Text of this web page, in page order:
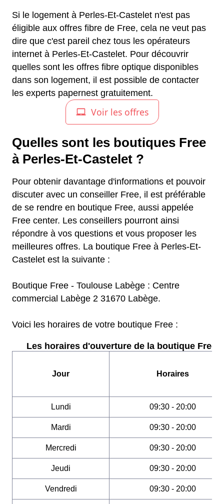
Si le logement à Perles-Et-Castelet n'est pas
éligible aux offres fibre de Free, cela ne veut pas
dire que c'est pareil chez tous les opérateurs
internet à Perles-Et-Castelet. Pour découvrir
quelles sont les offres fibre optique disponibles
dans son logement, il est possible de contacter
les experts papernest gratuitement.
Quelles sont les boutiques Free
à Perles-Et-Castelet ?
Pour obtenir davantage d'informations et pouvoir
discuter avec un conseiller Free, il est préférable
de se rendre en boutique Free, aussi appelée
Free center. Les conseillers pourront ainsi
répondre à vos questions et vous proposer les
meilleures offres. La boutique Free à Perles-Et-
Castelet est la suivante :
Boutique Free - Toulouse Labège : Centre
commercial Labège 2 31670 Labège.
Voici les horaires de votre boutique Free :
Les horaires d'ouverture de la boutique Free :
Jour Horaires
Lundi 09:30 - 20:00
Mardi 09:30 - 20:00
Mercredi 09:30 - 20:00
Jeudi 09:30 - 20:00
Vendredi 09:30 - 20:00